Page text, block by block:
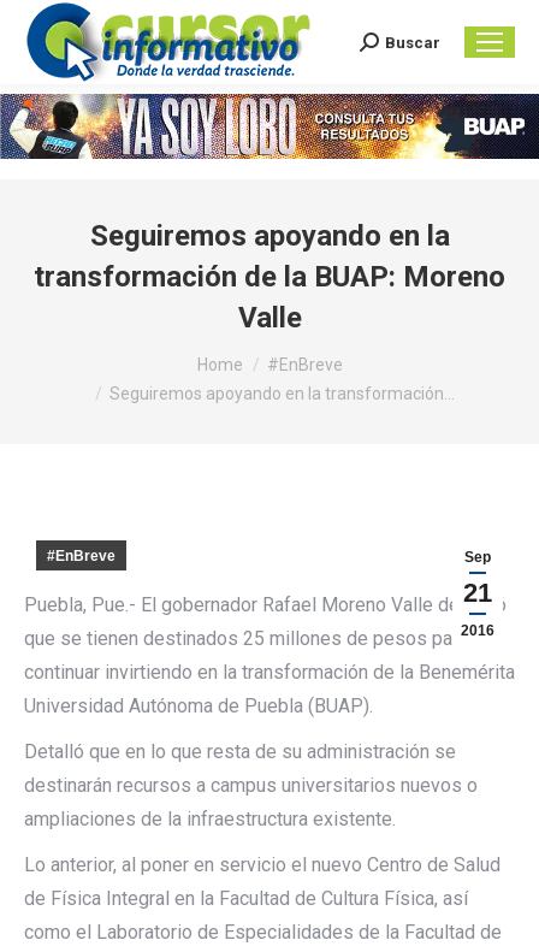
Search:
Buscar
Seguiremos apoyando en la
transformación de la BUAP: Moreno
Valle
Home
#EnBreve
Seguiremos apoyando en la transformación…
Sep
21
2016
#EnBreve
Puebla, Pue.- El gobernador Rafael Moreno Valle destacó
que se tienen destinados 25 millones de pesos para
continuar invirtiendo en la transformación de la Benemérita
Universidad Autónoma de Puebla (BUAP).
Detalló que en lo que resta de su administración se
destinarán recursos a campus universitarios nuevos o
ampliaciones de la infraestructura existente.
Lo anterior, al poner en servicio el nuevo Centro de Salud
de Física Integral en la Facultad de Cultura Física, así
como el Laboratorio de Especialidades de la Facultad de